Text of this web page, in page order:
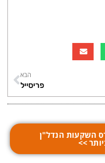
הבא
פריסייל
השקעות הנדל"ן
>>